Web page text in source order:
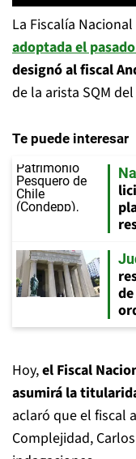
La Fiscalía Nacional
adoptada el
designó al fiscal
de la arista SQM
Te puede interesar
Hoy,el Fiscal
asumirá la
aclaró que el fiscal
Complejidad,